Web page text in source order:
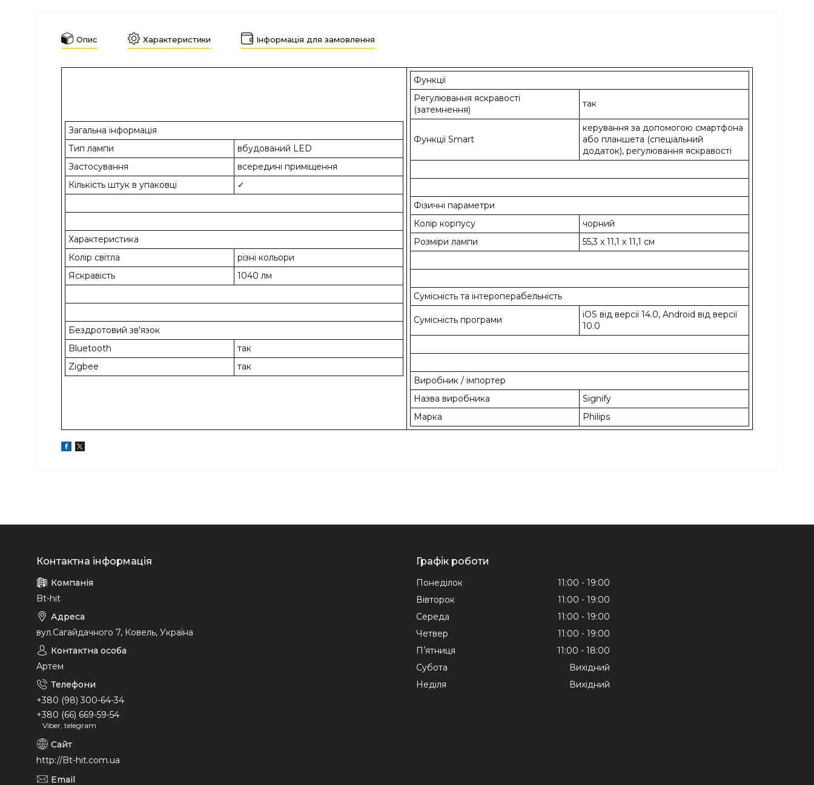
Опис Характеристики Інформація для замовлення
Загальна інформація
Тип лампи
вбудований LED
Застосування
всередині приміщення
Кількість штук в упаковці
✓
Характеристика
Колір світла
різні кольори
Яскравість
1040 лм
Бездротовий зв'язок
Bluetooth
так
Zigbee
так
Функції
Регулювання яскравості
(затемнення)
так
Функції Smart
керування за допомогою смартфона
або планшета (спеціальний
додаток), регулювання яскравості
Фізичні параметри
Колір корпусу
чорний
Розміри лампи
55,3 x 11,1 x 11,1 см
Сумісність та інтероперабельність
Сумісність програми
iOS від версії 14.0, Android від версії
10.0
Виробник / імпортер
Назва виробника
Signify
Марка
Philips
Bt-hit
вул.Сагайдачного 7, Ковель, Україна
Артем
+380 (98) 300-64-34
+380 (66) 669-59-54
Viber, telegram
http://Bt-hit.com.ua
Графік роботи
Понеділок 11:00
19:00
Вівторок
11:00
19:00
Середа
11:00
19:00
Четвер
11:00
19:00
Пʼятниця
11:00
18:00
Субота
Вихідний
Неділя
Вихідний